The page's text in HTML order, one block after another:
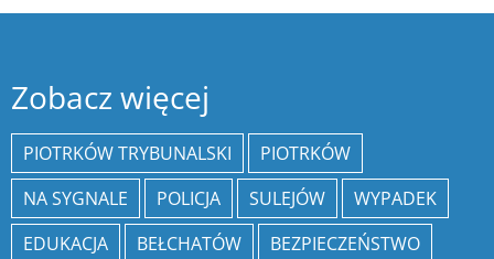
Zobacz więcej
PIOTRKÓW TRYBUNALSKI
PIOTRKÓW
NA SYGNALE
POLICJA SULEJÓW
WYPADEK
EDUKACJA
BEŁCHATÓW
BEZPIECZEŃSTWO